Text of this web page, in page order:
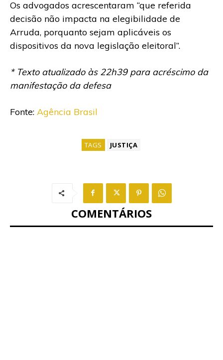
Os advogados acrescentaram “que referida
decisão não impacta na elegibilidade de
Arruda, porquanto sejam aplicáveis os
dispositivos da nova legislação eleitoral”.
* Texto atualizado às 22h39 para acréscimo da
manifestação da defesa
Fonte: Agência Brasil
TAGS JUSTIÇA
COMENTÁRIOS